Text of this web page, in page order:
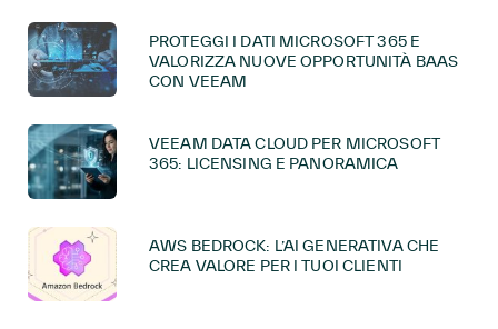
PROTEGGI I DATI MICROSOFT 365 E
VALORIZZA NUOVE OPPORTUNITÀ BAAS
CON VEEAM
VEEAM DATA CLOUD PER MICROSOFT
365: LICENSING E PANORAMICA
AWS BEDROCK: L’AI GENERATIVA CHE
CREA VALORE PER I TUOI CLIENTI